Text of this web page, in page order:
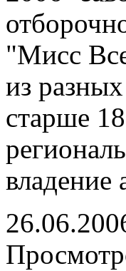
"Мисс
из
старше